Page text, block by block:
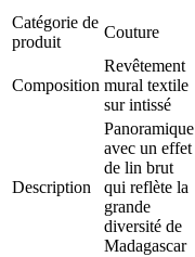
Catégorie de
produit
Couture
Composition
Revêtement
mural textile
sur intissé
Description
Panoramique
avec un effet
de lin brut
qui reflète la
grande
diversité de
Madagascar